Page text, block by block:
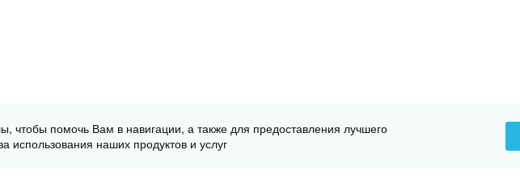
чтобы помочь Вам в навигации, а также для предоставления лучшего
использования наших продуктов и услуг